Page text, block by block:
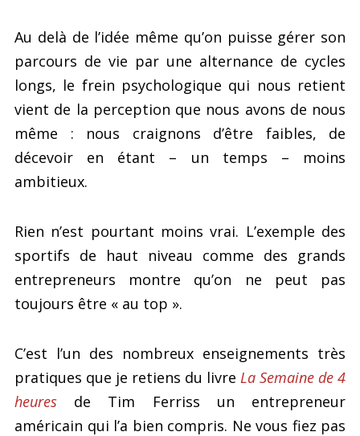
Au delà de l’idée même qu’on puisse gérer son
parcours de vie par une alternance de cycles
longs, le frein psychologique qui nous retient
vient de la perception que nous avons de nous
même : nous craignons d’être faibles, de
décevoir en étant – un temps – moins
ambitieux.
Rien n’est pourtant moins vrai. L’exemple des
sportifs de haut niveau comme des grands
entrepreneurs montre qu’on ne peut pas
toujours être « au top ».
C’est l’un des nombreux enseignements très
pratiques que je retiens du livre La Semaine de 4
heures de Tim Ferriss un entrepreneur
américain qui l’a bien compris. Ne vous fiez pas